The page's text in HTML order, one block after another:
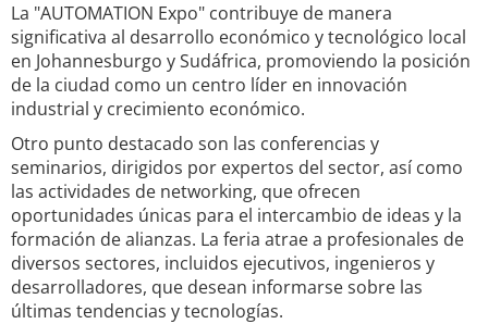
La "AUTOMATION Expo" contribuye de manera
significativa al desarrollo económico y tecnológico local
en Johannesburgo y Sudáfrica, promoviendo la posición
de la ciudad como un centro líder en innovación
industrial y crecimiento económico.
Otro punto destacado son las conferencias y
seminarios, dirigidos por expertos del sector, así como
las actividades de networking, que ofrecen
oportunidades únicas para el intercambio de ideas y la
formación de alianzas. La feria atrae a profesionales de
diversos sectores, incluidos ejecutivos, ingenieros y
desarrolladores, que desean informarse sobre las
últimas tendencias y tecnologías.